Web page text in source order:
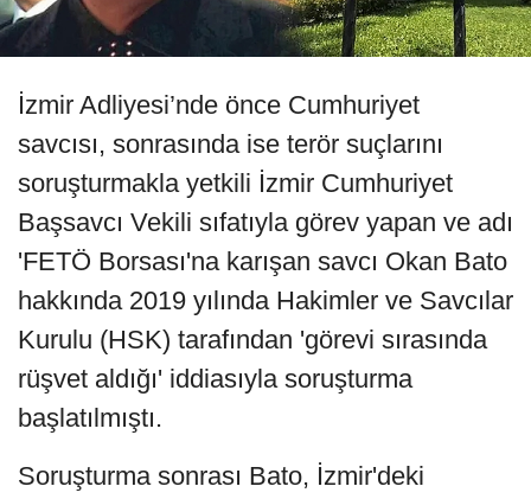
İzmir Adliyesi’nde önce Cumhuriyet
savcısı, sonrasında ise terör suçlarını
soruşturmakla yetkili İzmir Cumhuriyet
Başsavcı Vekili sıfatıyla görev yapan ve adı
'FETÖ Borsası'na karışan savcı Okan Bato
hakkında 2019 yılında Hakimler ve Savcılar
Kurulu (HSK) tarafından 'görevi sırasında
rüşvet aldığı' iddiasıyla soruşturma
başlatılmıştı.
Soruşturma sonrası Bato, İzmir'deki